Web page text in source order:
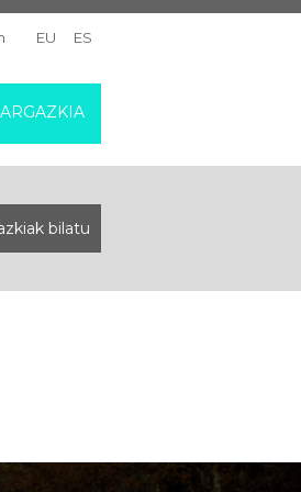
EU ES